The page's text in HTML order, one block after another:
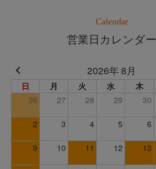
Calendar
営業日カレンダー